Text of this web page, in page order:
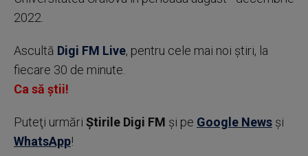
2022.
Ascultă Digi FM Live, pentru cele mai noi știri, la
fiecare 30 de minute.
Ca să știi!
Puteţi urmări Știrile Digi FM şi pe Google News şi
WhatsApp!